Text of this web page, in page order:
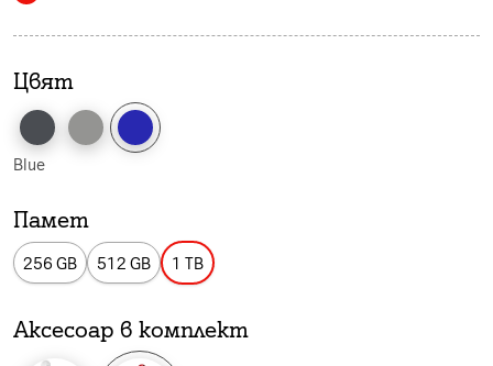
Цвят
Blue
Памет
256 GB 512 GB 1 TB
Аксесоар в комплект